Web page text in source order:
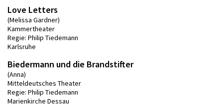
Love Letters
(Melissa Gardner)
Kammertheater
Regie: Philip Tiedemann
Karlsruhe
Biedermann und die Brandstifter
(Anna)
Mitteldeutsches Theater
Regie: Philip Tiedemann
Marienkirche Dessau